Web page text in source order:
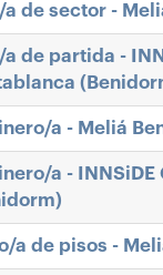
a de sector -
a de partida -
a - Meliá
a - INNSiDE
a de pisos -